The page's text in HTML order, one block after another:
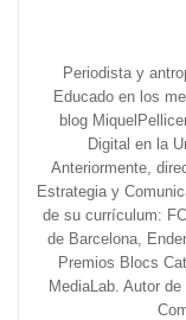
Periodista y
Educado en los
blog
Digital en la
Anteriormente,
Estrategia y
de su currículum:
de Barcelona,
Premios Blocs
MediaLab. Autor